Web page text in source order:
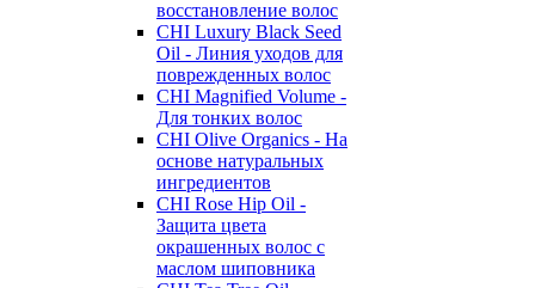
восстановление волос
CHI Luxury Black Seed
Oil - Линия уходов для
поврежденных волос
CHI Magnified Volume -
Для тонких волос
CHI Olive Organics - На
основе натуральных
ингредиентов
CHI Rose Hip Oil -
Защита цвета
окрашенных волос с
маслом шиповника